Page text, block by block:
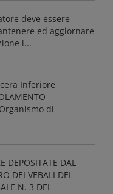
deve essere
ed aggiornare
i...
Inferiore
di
DEPOSITATE DAL
DEI VEBALI DEL
N. 3 DEL